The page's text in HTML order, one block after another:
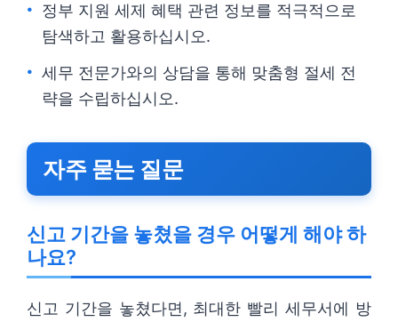
정부 지원 세제 혜택 관련 정보를 적극적으로
탐색하고 활용하십시오.
세무 전문가와의 상담을 통해 맞춤형 절세 전
략을 수립하십시오.
자주 묻는 질문
신고 기간을 놓쳤을 경우 어떻게 해야 하
나요?
신고 기간을 놓쳤다면, 최대한 빨리 세무서에 방